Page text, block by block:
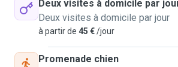
Deux visites à domicile par
Deux visites à domicile par jour
à partir de 45 €/jour
Promenade chien